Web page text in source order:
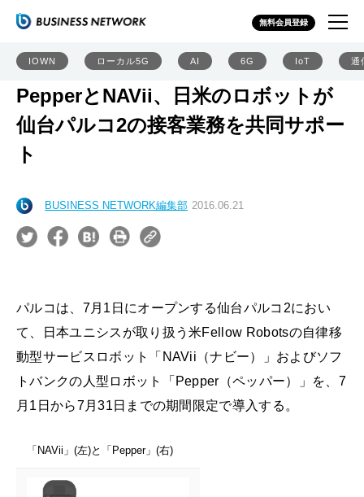
無料会員登録
IOWN ローカル5G AI 6G IoT 通
PepperとNAVii、日米のロボットが
仙台パルコ2の接客業務を共同サポー
ト
BUSINESS NETWORK編集部 2016.06.21
パルコは、7月1日にオープンする仙台パルコ2におい
て、日本ユニシスが取り扱う米Fellow Robotsの自律移
動型サービスロボット「NAVii（ナビー）」およびソフ
トバンクの人型ロボット「Pepper（ペッパー）」を、7
月1日から7月31日までの期間限定で導入する。
「NAVii」(左)と「Pepper」(右)